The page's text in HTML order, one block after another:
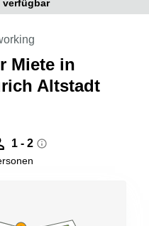
Miete in
Altstadt
1 - 2